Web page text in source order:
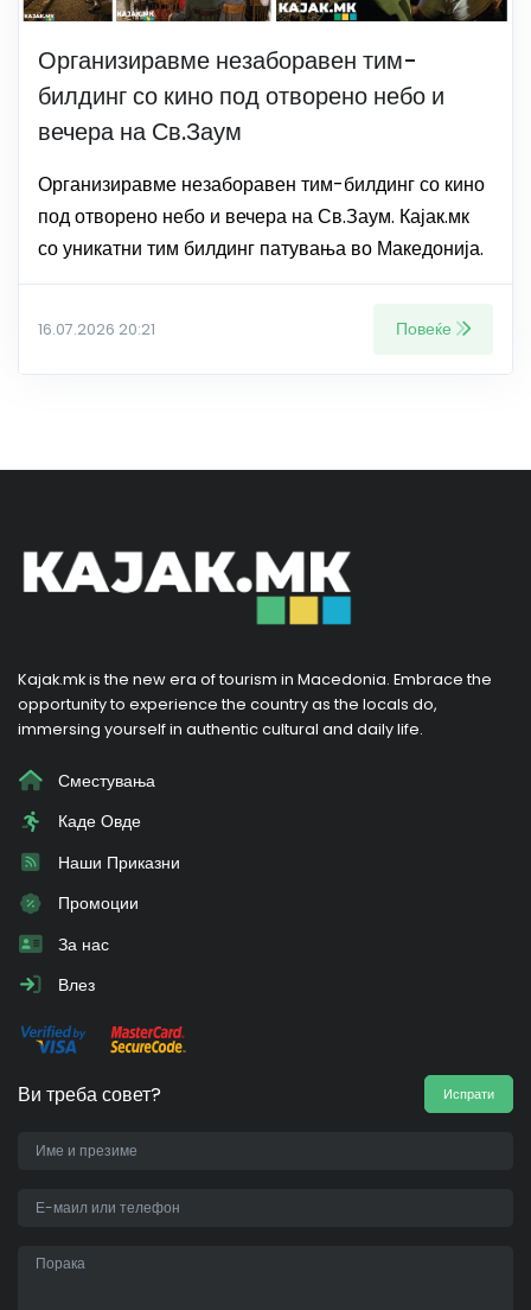
Организиравме незаборавен тим-
билдинг со кино под отворено небо и
вечера на Св.Заум
Организиравме незаборавен тим-билдинг со кино
под отворено небо и вечера на Св.Заум. Кајак.мк
со уникатни тим билдинг патувања во Македонија.
16.07.2026 20:21 Повеќе
Kajak.mk is the new era of tourism in Macedonia. Embrace the
opportunity to experience the country as the locals do,
immersing yourself in authentic cultural and daily life.
Сместувања
Каде Овде
Наши Приказни
Промоции
За нас
Влез
Ви треба совет? Испрати